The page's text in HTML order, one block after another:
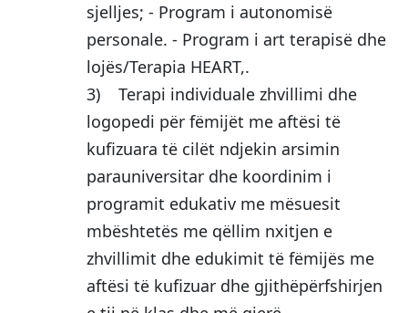
sjelljes; - Program i autonomisë
personale. - Program i art terapisë dhe
lojës/Terapia HEART,.
3) Terapi individuale zhvillimi dhe
logopedi për fëmijët me aftësi të
kufizuara të cilët ndjekin arsimin
parauniversitar dhe koordinim i
programit edukativ me mësuesit
mbështetës me qëllim nxitjen e
zhvillimit dhe edukimit të fëmijës me
aftësi të kufizuar dhe gjithëpërfshirjen